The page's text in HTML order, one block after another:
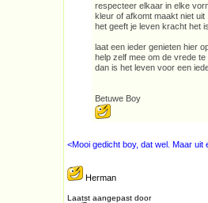
respecteer elkaar in elke
kleur of afkomt maakt niet uit
het geeft je leven kracht het
laat een ieder genieten hier
help zelf mee om de vrede te
dan is het leven voor een
Betuwe Boy
<Mooi gedicht boy, dat wel. Maar
Herman
Laatst aangepast door